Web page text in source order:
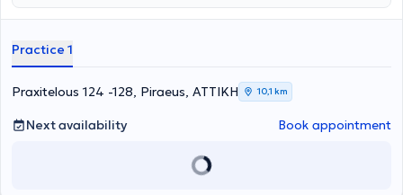
Practice 1
Praxitelous 124 -128, Piraeus, ΑΤΤΙΚΗ 10,1 km
Next availability Book appointment